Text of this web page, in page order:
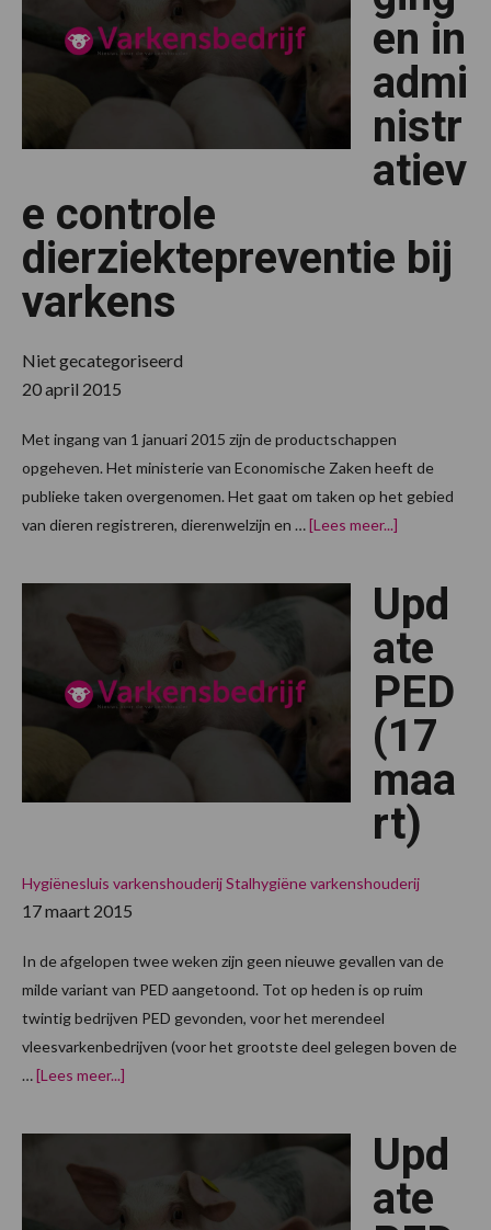
en in
admi
nistr
atiev
e controle
dierziektepreventie bij
varkens
Niet gecategoriseerd
20 april 2015
Met ingang van 1 januari 2015 zijn de productschappen
opgeheven. Het ministerie van Economische Zaken heeft de
publieke taken overgenomen. Het gaat om taken op het gebied
van dieren registreren, dierenwelzijn en …[Lees meer...]
bij
varkens
Upd
ate
PED
(17
maa
rt)
Hygiënesluis varkenshouderijStalhygiëne varkenshouderij
17 maart 2015
In de afgelopen twee weken zijn geen nieuwe gevallen van de
milde variant van PED aangetoond. Tot op heden is op ruim
twintig bedrijven PED gevonden, voor het merendeel
vleesvarkenbedrijven (voor het grootste deel gelegen boven de
…[Lees meer...]
Upd
ate